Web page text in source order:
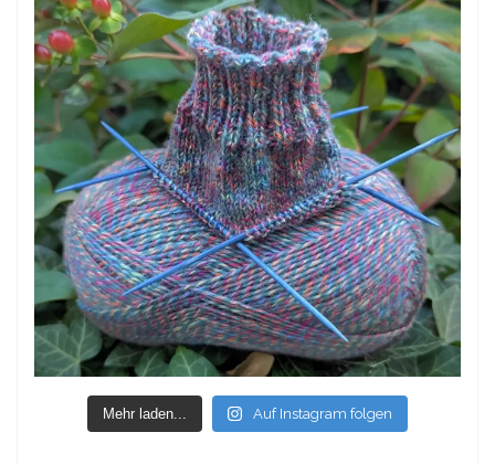
Mehr laden... Auf Instagram folgen